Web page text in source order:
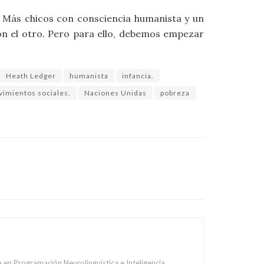
chicos con consciencia humanista y un
el otro. Pero para ello, debemos empezar
Heath Ledger humanista
infancia.
sociales.
Naciones Unidas pobreza